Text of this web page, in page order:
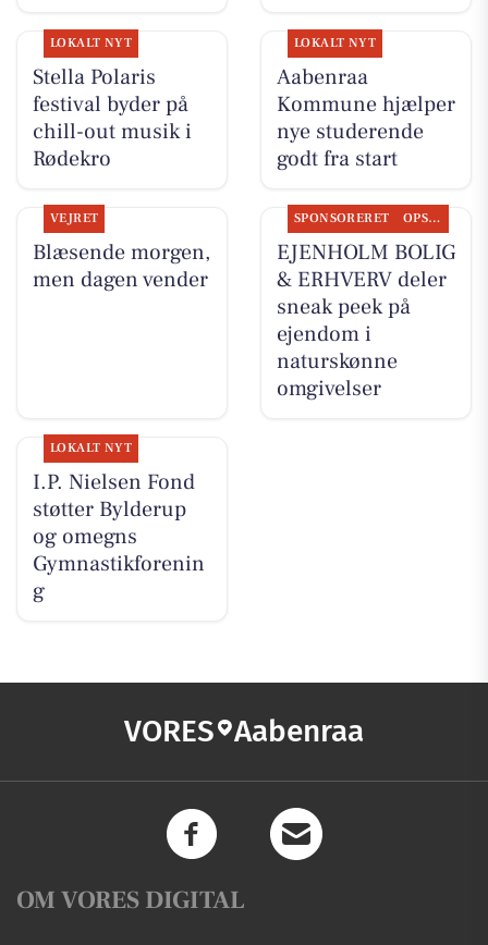
LOKALT NYT
Stella Polaris
festival byder på
chill-out musik i
Rødekro
LOKALT NYT
Aabenraa
Kommune hjælper
nye studerende
godt fra start
VEJRET
Blæsende morgen,
men dagen vender
SPONSORERET OPSLAGSTAVLEN
EJENHOLM BOLIG
& ERHVERV deler
sneak peek på
ejendom i
naturskønne
omgivelser
LOKALT NYT
I.P. Nielsen Fond
støtter Bylderup
og omegns
Gymnastikforenin
g
VORES Aabenraa
OM VORES DIGITAL